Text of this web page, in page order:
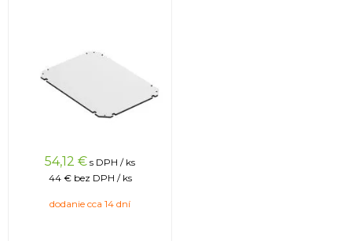
54,12 € s DPH / ks
44 € bez DPH / ks
dodanie cca 14 dní